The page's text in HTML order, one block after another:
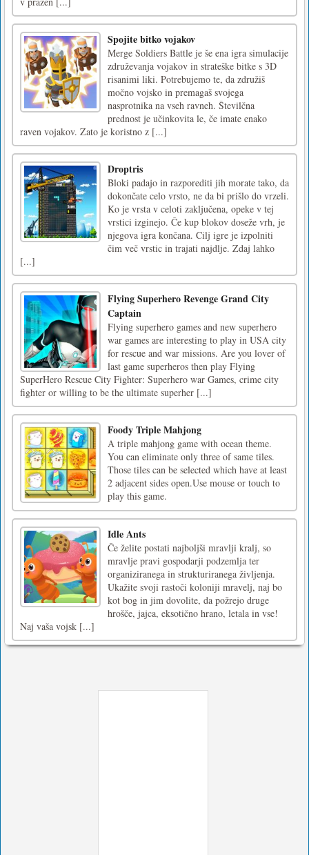
Spojite bitko vojakov
Merge Soldiers Battle je še ena igra simulacije
združevanja vojakov in strateške bitke s 3D
risanimi liki. Potrebujemo te, da združiš
močno vojsko in premagaš svojega
nasprotnika na vseh ravneh. Številčna
prednost je učinkovita le, če imate enako
raven vojakov. Zato je koristno z [...]
Droptris
Bloki padajo in razporediti jih morate tako, da
dokončate celo vrsto, ne da bi prišlo do vrzeli.
Ko je vrsta v celoti zaključena, opeke v tej
vrstici izginejo. Če kup blokov doseže vrh, je
njegova igra končana. Cilj igre je izpolniti
čim več vrstic in trajati najdlje. Zdaj lahko
[...]
Flying Superhero Revenge Grand City
Captain
Flying superhero games and new superhero
war games are interesting to play in USA city
for rescue and war missions. Are you lover of
last game superheros then play Flying
SuperHero Rescue City Fighter: Superhero war Games, crime city
fighter or willing to be the ultimate superher [...]
Foody Triple Mahjong
A triple mahjong game with ocean theme.
You can eliminate only three of same tiles.
Those tiles can be selected which have at least
2 adjacent sides open.Use mouse or touch to
play this game.
Idle Ants
Če želite postati najboljši mravlji kralj, so
mravlje pravi gospodarji podzemlja ter
organiziranega in strukturiranega življenja.
Ukažite svoji rastoči koloniji mravelj, naj bo
kot bog in jim dovolite, da požrejo druge
hrošče, jajca, eksotično hrano, letala in vse!
Naj vaša vojsk [...]